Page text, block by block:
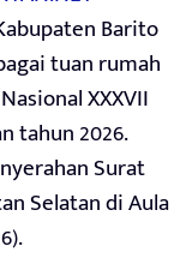
Barito
tuan rumah
XXXVII
tahun 2026.
Surat
Selatan di Aula